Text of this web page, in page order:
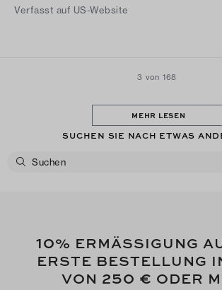
Verfasst auf US-Website
3 von 168
MEHR LESEN
SUCHEN SIE NACH ETWAS
10% ERMÄSSIGUNG
ERSTE BESTELLUNG
VON 250 € ODER